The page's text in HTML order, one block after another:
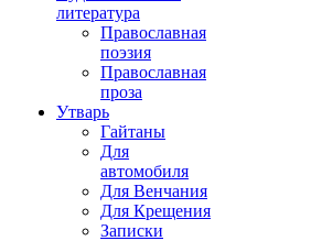
литература
Православная
поэзия
Православная
проза
Утварь
Гайтаны
Для
автомобиля
Для Венчания
Для Крещения
Записки